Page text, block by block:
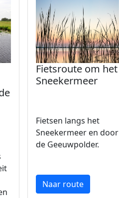
Fietsroute om het
Sneekermeer
Fietsen langs het
Sneekermeer en door
de Geeuwpolder.
Naar route